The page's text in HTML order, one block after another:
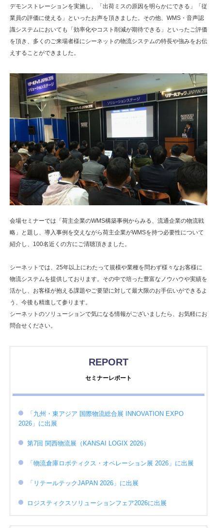
デモンストレーションを実施し、「出荷ミスの原因を明らかにできる」「従
業員の評価に使える」といったお声を頂きました。その他、WMS・音声認
識システムにおいても「効率化やコスト削減が期待できる」といったご評価
を頂き、多くのご来場者様にシーネットの物流システムの特長や強みをお伝
えすることができました。
会場セミナーでは「荷主企業のWMS構築事例からみる、流通企業の物流戦
略」と題し、導入事例を交えながら荷主企業がWMSを持つ必要性について
紹介し、100名近くの方にご清聴頂きました。
シーネットでは、25年以上にわたって規模や業種を問わず様々なお客様に
物流システムを提供しております。その中で培った豊富なノウハウや実績を
活かし、お客様が抱える課題やご要望に対して最大限のお手伝いができるよ
う、今後も精進して参ります。
シーネットのソリューションで気になる情報がございましたら、お気軽にお
問合せください。
REPORT
セミナーレポート
「九州・東アジア 国際物流総合展 INNOVATION EXPO
2026」に出展
第7回 関西物流展（KANSAI LOGIX 2026）
「物流倉庫ロボティクス・オペレーション展 2026」に出展
「リテールテックJAPAN 2026」に出展
ロジスティクスソリューションフェア2026に出展